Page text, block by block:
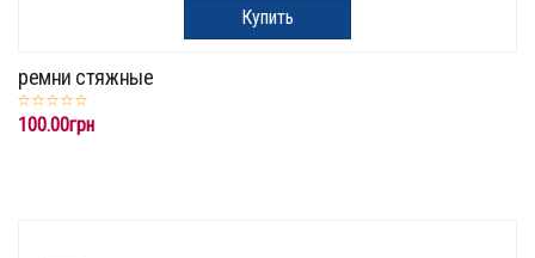
Купить
ремни стяжные
100.00грн